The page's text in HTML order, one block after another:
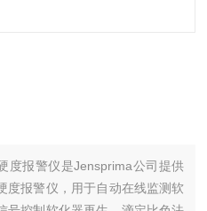
度报警仪是Jensprima公司提供
度报警仪，用于自动在线监测软